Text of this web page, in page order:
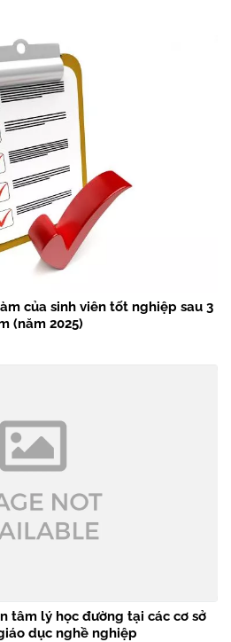
của sinh viên tốt nghiệp sau 3
(năm 2025)
tâm lý học đường tại các cơ sở
dục nghề nghiệp